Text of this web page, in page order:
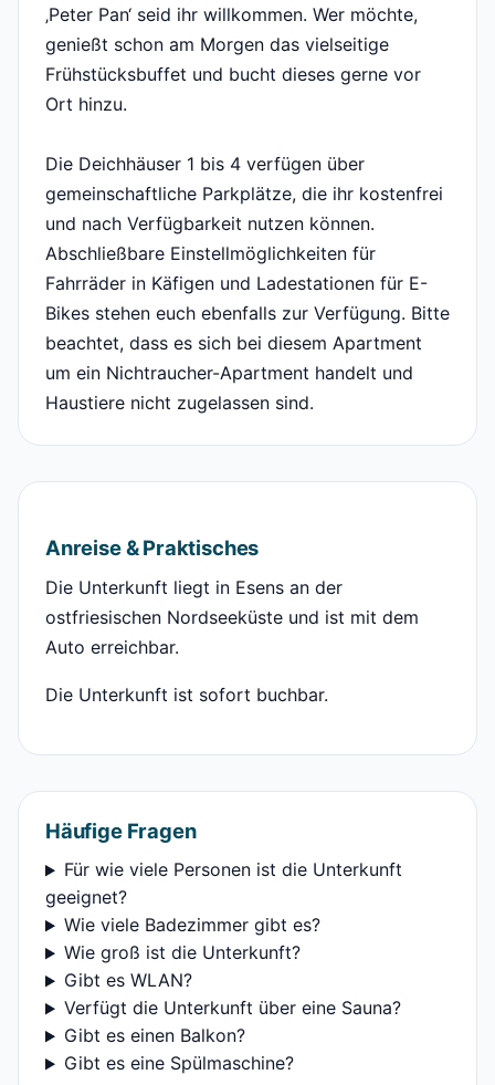
‚Peter Pan‘ seid ihr willkommen. Wer möchte,
genießt schon am Morgen das vielseitige
Frühstücksbuffet und bucht dieses gerne vor
Ort hinzu.
Die Deichhäuser 1 bis 4 verfügen über
gemeinschaftliche Parkplätze, die ihr kostenfrei
und nach Verfügbarkeit nutzen können.
Abschließbare Einstellmöglichkeiten für
Fahrräder in Käfigen und Ladestationen für E-
Bikes stehen euch ebenfalls zur Verfügung. Bitte
beachtet, dass es sich bei diesem Apartment
um ein Nichtraucher-Apartment handelt und
Haustiere nicht zugelassen sind.
Anreise & Praktisches
Die Unterkunft liegt in Esens an der
ostfriesischen Nordseeküste und ist mit dem
Auto erreichbar.
Die Unterkunft ist sofort buchbar.
Häufige Fragen
Für wie viele Personen ist die Unterkunft
geeignet?
Wie viele Badezimmer gibt es?
Wie groß ist die Unterkunft?
Gibt es WLAN?
Verfügt die Unterkunft über eine Sauna?
Gibt es einen Balkon?
Gibt es eine Spülmaschine?